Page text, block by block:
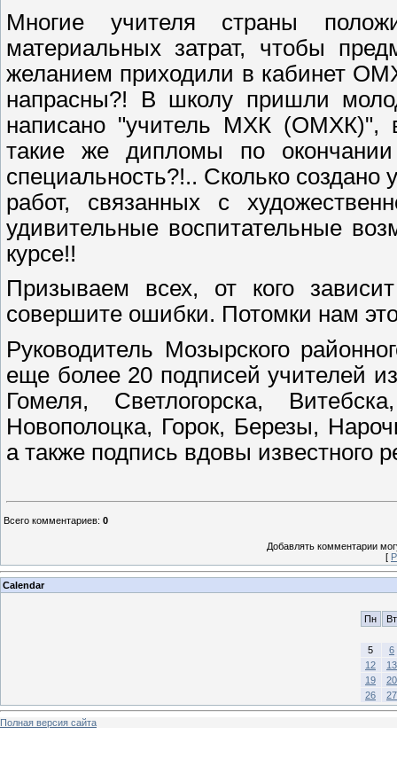
Многие учителя страны
материальных затрат, чтобы
желанием приходили в кабинет
напрасны?! В школу пришли
написано "учитель МХК (ОМХК)",
такие же дипломы по
специальность?!.. Сколько создано
работ, связанных с
удивительные воспитательные
курсе!!
Призываем всех, от кого
совершите ошибки. Потомки нам
Руководитель Мозырского
еще более 20 подписей учителей
Гомеля, Светлогорска,
Новополоцка, Горок, Березы,
а также подпись вдовы известного
Всего комментариев: 0
Добавлять комментарии
[
Calendar
Пн Вт
5
6
12
13
19
20
26
27
Полная версия сайта